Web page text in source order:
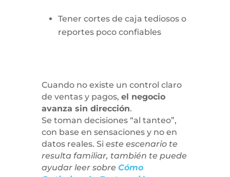
Tener cortes de caja tediosos o
reportes poco confiables
Cuando no existe un control claro
de ventas y pagos, el negocio
avanza sin dirección.
Se toman decisiones “al tanteo”,
con base en sensaciones y no en
datos reales. Si este escenario te
resulta familiar, también te puede
ayudar leer sobre Cómo